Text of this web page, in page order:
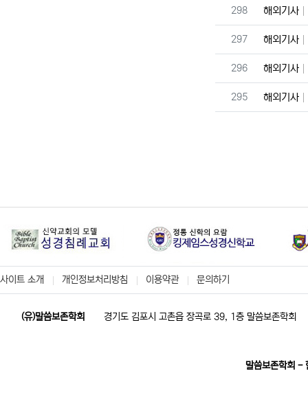
번호
298 해외기사
번호
297 해외기사
번호
296 해외기사
번호
295 해외기사
사이트 소개 개인정보처리방침 이용약관 문의하기
(유)말씀보존학회 경기도 김포시 고촌읍 장곡로 39, 1층 말씀보존학회
말씀보존학회 -